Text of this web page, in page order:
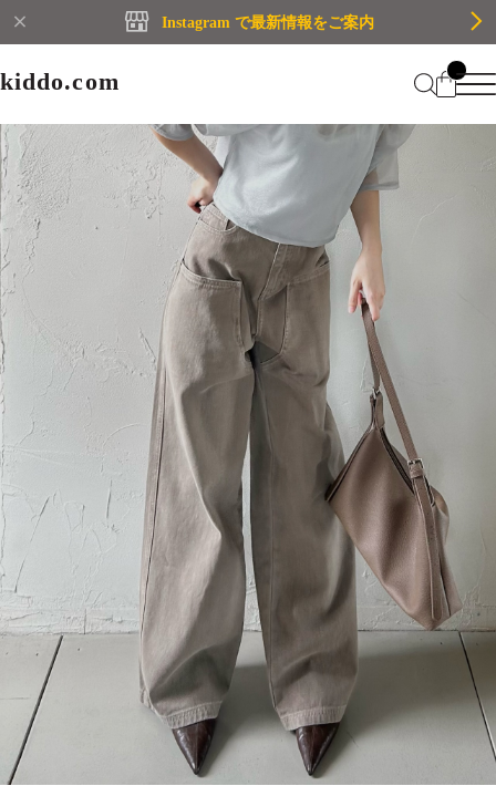
Instagram で最新情報をご案内
kiddo.com
kiddo.com
Home
About
Category
CATEGORY
WOMEN
MEN
BRAND
WOMEN
MEN
Membership
Guide
Mypage
Login
Information
Contact
プライバシーポリシー
特定商取引法に基づく表記
会員規約